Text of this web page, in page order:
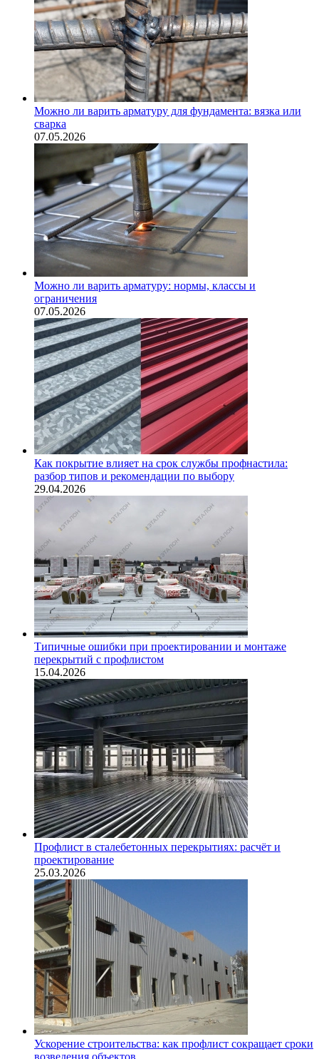
Можно ли варить арматуру для фундамента: вязка или
сварка
07.05.2026
Можно ли варить арматуру: нормы, классы и
ограничения
07.05.2026
Как покрытие влияет на срок службы профнастила:
разбор типов и рекомендации по выбору
29.04.2026
Типичные ошибки при проектировании и монтаже
перекрытий с профлистом
15.04.2026
Профлист в сталебетонных перекрытиях: расчёт и
проектирование
25.03.2026
Ускорение строительства: как профлист сокращает сроки
возведения объектов